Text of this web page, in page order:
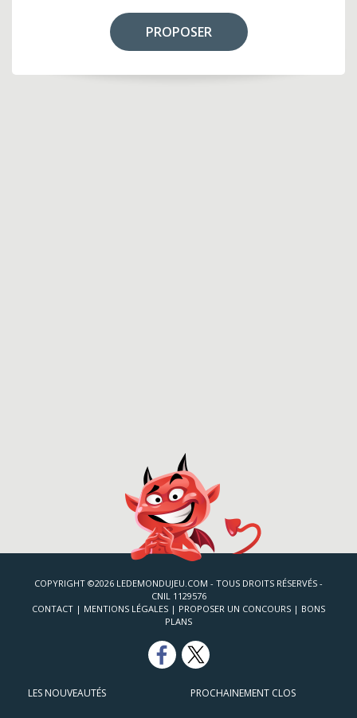
PROPOSER
COPYRIGHT ©2026 LEDEMONDUJEU.COM - TOUS DROITS RÉSERVÉS -
CNIL 1129576
CONTACT | MENTIONS LÉGALES | PROPOSER UN CONCOURS | BONS
PLANS
LES NOUVEAUTÉS PROCHAINEMENT CLOS